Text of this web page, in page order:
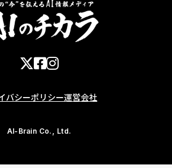
バシーポリシー運営会社
AI-Brain Co., Ltd.